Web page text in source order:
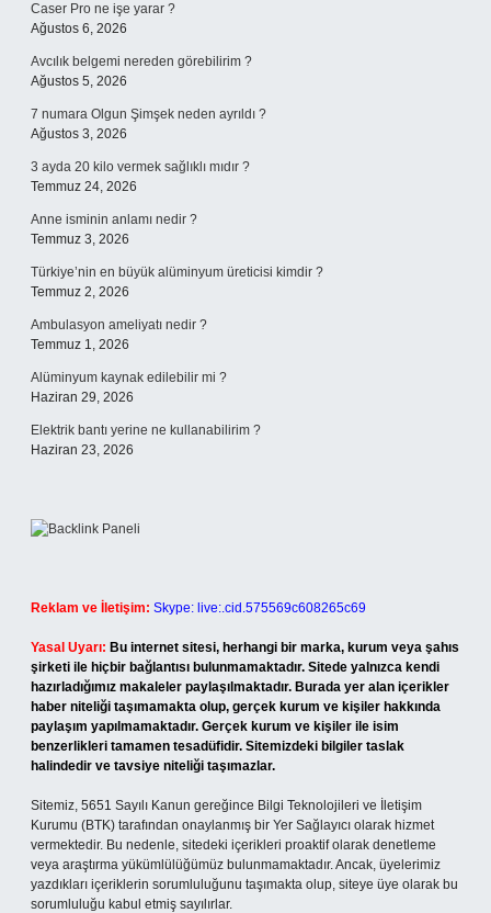
Caser Pro ne işe yarar ?
Ağustos 6, 2026
Avcılık belgemi nereden görebilirim ?
Ağustos 5, 2026
7 numara Olgun Şimşek neden ayrıldı ?
Ağustos 3, 2026
3 ayda 20 kilo vermek sağlıklı mıdır ?
Temmuz 24, 2026
Anne isminin anlamı nedir ?
Temmuz 3, 2026
Türkiye’nin en büyük alüminyum üreticisi kimdir ?
Temmuz 2, 2026
Ambulasyon ameliyatı nedir ?
Temmuz 1, 2026
Alüminyum kaynak edilebilir mi ?
Haziran 29, 2026
Elektrik bantı yerine ne kullanabilirim ?
Haziran 23, 2026
Reklam ve İletişim: Skype: live:.cid.575569c608265c69
Yasal Uyarı: Bu internet sitesi, herhangi bir marka, kurum veya şahıs
şirketi ile hiçbir bağlantısı bulunmamaktadır. Sitede yalnızca kendi
hazırladığımız makaleler paylaşılmaktadır. Burada yer alan içerikler
haber niteliği taşımamakta olup, gerçek kurum ve kişiler hakkında
paylaşım yapılmamaktadır. Gerçek kurum ve kişiler ile isim
benzerlikleri tamamen tesadüfidir. Sitemizdeki bilgiler taslak
halindedir ve tavsiye niteliği taşımazlar.
Sitemiz, 5651 Sayılı Kanun gereğince Bilgi Teknolojileri ve İletişim
Kurumu (BTK) tarafından onaylanmış bir Yer Sağlayıcı olarak hizmet
vermektedir. Bu nedenle, sitedeki içerikleri proaktif olarak denetleme
veya araştırma yükümlülüğümüz bulunmamaktadır. Ancak, üyelerimiz
yazdıkları içeriklerin sorumluluğunu taşımakta olup, siteye üye olarak bu
sorumluluğu kabul etmiş sayılırlar.